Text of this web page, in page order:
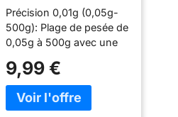
une stabilité accrue et
inclut un étui de protection
rabattable. Conçue pour un
usage quotidien robuste
【7 Unités Différentes】
Cette balance de précision
de 0,01 g comprend toutes
les unités de mesure
Écran LCD
Précision 0,01g (0,05g-
500g): Plage de pesée de
0,05g à 500g avec une
équipée d'un capteur
performant pour un
contrôle précis des
9,99 €